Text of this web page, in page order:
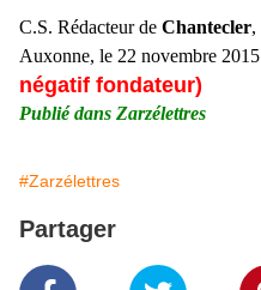
C.S. Rédacteur de Chantecler,
Auxonne, le 22 novembre 2015
négatif fondateur)
Publié dans Zarzélettres
#Zarzélettres
Partager